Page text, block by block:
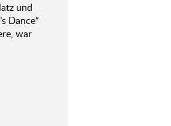
und
Dance“
war